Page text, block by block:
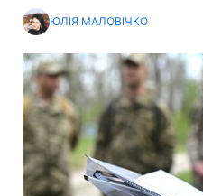
ЮЛІЯ МАЛОВІЧКО